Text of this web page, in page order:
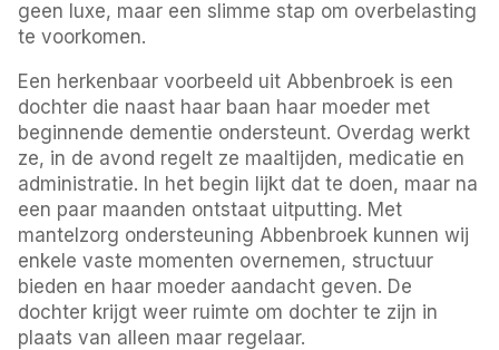
geen luxe, maar een slimme stap om overbelasting
te voorkomen.
Een herkenbaar voorbeeld uit Abbenbroek is een
dochter die naast haar baan haar moeder met
beginnende dementie ondersteunt. Overdag werkt
ze, in de avond regelt ze maaltijden, medicatie en
administratie. In het begin lijkt dat te doen, maar na
een paar maanden ontstaat uitputting. Met
mantelzorg ondersteuning Abbenbroek kunnen wij
enkele vaste momenten overnemen, structuur
bieden en haar moeder aandacht geven. De
dochter krijgt weer ruimte om dochter te zijn in
plaats van alleen maar regelaar.